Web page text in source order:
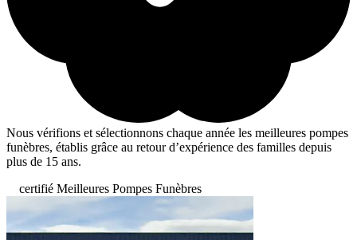
Nous vérifions et sélectionnons chaque année les meilleures pompes
funèbres, établis grâce au retour d’expérience des familles depuis
plus de 15 ans.
certifié Meilleures Pompes Funèbres